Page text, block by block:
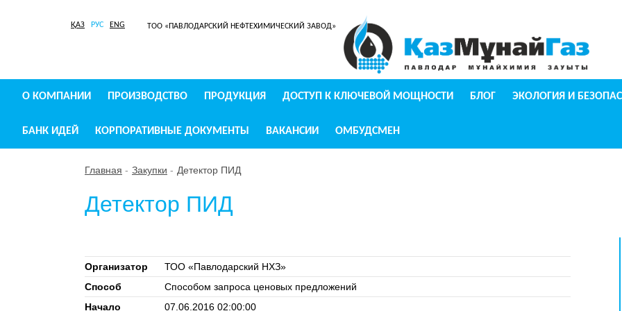
ҚАЗ РУС ENG ТОО «ПАВЛОДАРСКИЙ НЕФТЕХИМИЧЕСКИЙ ЗАВОД»
О КОМПАНИИ ПРОИЗВОДСТВО ПРОДУКЦИЯ ДОСТУП К КЛЮЧЕВОЙ МОЩНОСТИ БЛОГ ЭКОЛОГИЯ И
БАНК ИДЕЙ КОРПОРАТИВНЫЕ ДОКУМЕНТЫ ВАКАНСИИ ОМБУДСМЕН
Главная Закупки Детектор ПИД
Детектор ПИД
Организатор
ТОО «Павлодарский НХЗ»
Способ
Способом запроса ценовых предложений
Начало
07.06.2016 02:00:00